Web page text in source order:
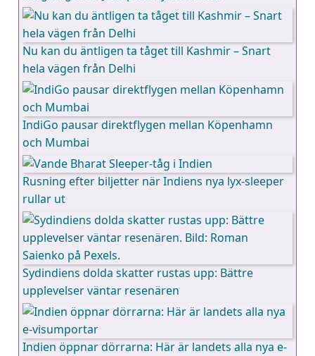
Nu kan du äntligen ta tåget till Kashmir – Snart
hela vägen från Delhi
IndiGo pausar direktflygen mellan Köpenhamn
och Mumbai
Rusning efter biljetter när Indiens nya lyx-sleeper
rullar ut
Sydindiens dolda skatter rustas upp: Bättre
upplevelser väntar resenären
Indien öppnar dörrarna: Här är landets alla nya e-